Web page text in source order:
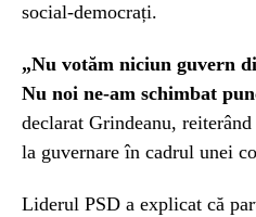
social-democrați.
„Nu votăm niciun guvern
Nu noi ne-am schimbat
declarat Grindeanu,
la guvernare în cadrul unei
Liderul PSD a explicat că